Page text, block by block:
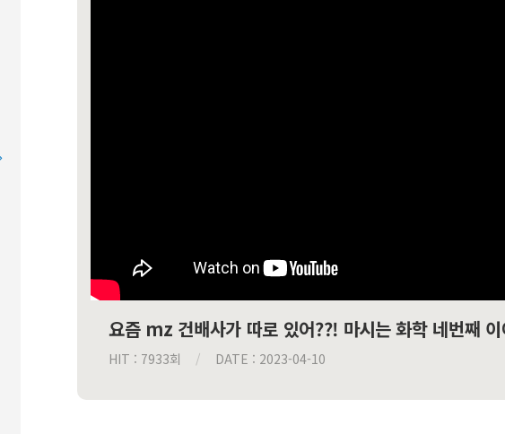
요즘 mz 건배사가 따로 있어??! 마시는 화학 네번째
HIT : 7933회 / DATE : 2023-04-10